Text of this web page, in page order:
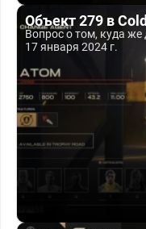
Объект 279 в
Вопрос о том, куда
17 января 2024 г.